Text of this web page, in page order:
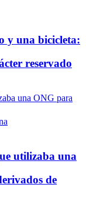
y una bicicleta:
reservado
utilizaba una
de